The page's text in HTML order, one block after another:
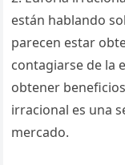
están hablando
parecen estar
contagiarse de la
obtener
irracional es una
mercado.